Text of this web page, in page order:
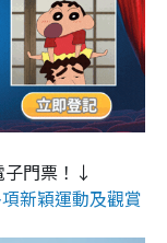
子門票！↓
新穎運動及觀賞